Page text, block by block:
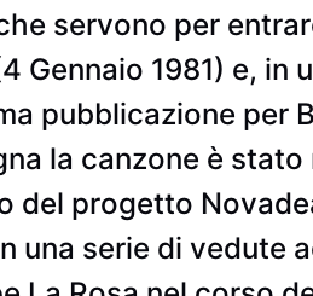
servono per
Gennaio 1981) e,
pubblicazione per
la canzone è
progetto
una serie di vedute